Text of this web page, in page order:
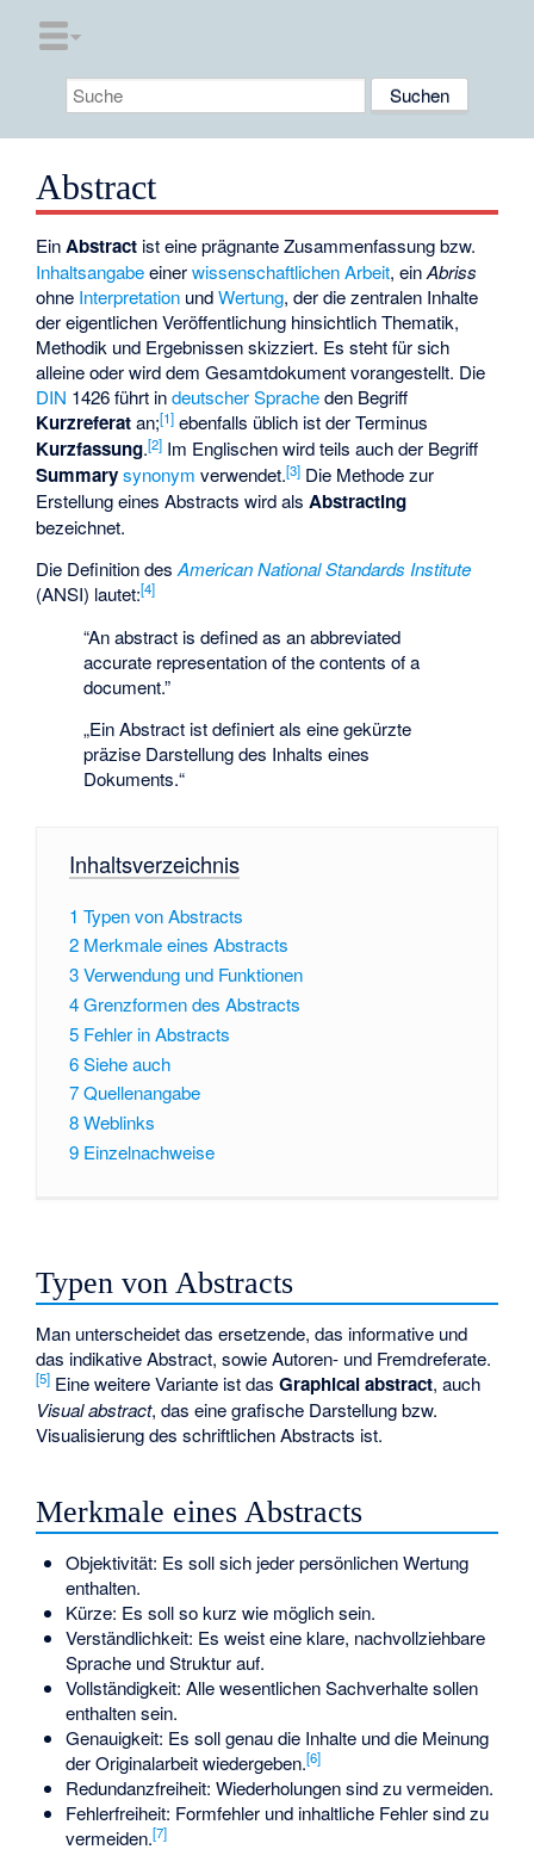
Abstract
EinAbstract ist eine prägnante Zusammenfassung bzw.
Inhaltsangabeeinerwissenschaftlichen Arbeit, einAbriss
ohne Interpretation undWertung, der die zentralen Inhalte
der eigentlichen Veröffentlichung hinsichtlich Thematik,
Methodik und Ergebnissen skizziert. Es steht für sich
alleine oder wird dem Gesamtdokument vorangestellt. Die
DIN 1426 führt indeutscher Spracheden Begriff
Kurzreferatan;[1] ebenfalls üblich ist der Terminus
Kurzfassung.[2] Im Englischen wird teils auch der Begriff
Summary synonym verwendet.[3] Die Methode zur
Erstellung eines Abstracts wird alsAbstracting
bezeichnet.
Die Definition desAmerican National Standards Institute
(ANSI) lautet:[4]
“An abstract is defined as an abbreviated
accurate representation of the contents of a
document.”
„Ein Abstract ist definiert als eine gekürzte
präzise Darstellung des Inhalts eines
Dokuments.“
Inhaltsverzeichnis
1 Typen von Abstracts
2 Merkmale eines Abstracts
3Verwendung und Funktionen
4Grenzformen des Abstracts
5 Fehler in Abstracts
6Siehe auch
7Quellenangabe
8Weblinks
9 Einzelnachweise
Typen von Abstracts
Man unterscheidet das ersetzende, das informative und
das indikative Abstract, sowie Autoren- und Fremdreferate.
[5] Eine weitere Variante ist dasGraphical abstract, auch
Visual abstract, das eine grafische Darstellung bzw.
Visualisierung des schriftlichen Abstracts ist.
Merkmale eines Abstracts
Objektivität: Es soll sich jeder persönlichen Wertung
enthalten.
Kürze: Es soll so kurz wie möglich sein.
Verständlichkeit: Es weist eine klare, nachvollziehbare
Sprache und Struktur auf.
Vollständigkeit: Alle wesentlichen Sachverhalte sollen
enthalten sein.
Genauigkeit: Es soll genau die Inhalte und die Meinung
der Originalarbeit wiedergeben.[6]
Redundanzfreiheit: Wiederholungen sind zu vermeiden.
Fehlerfreiheit: Formfehler und inhaltliche Fehler sind zu
vermeiden.[7]